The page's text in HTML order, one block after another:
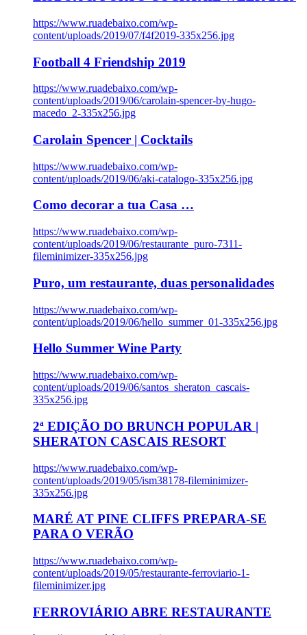
https://www.ruadebaixo.com/wp-
content/uploads/2019/07/f4f2019-335x256.jpg
Football 4 Friendship 2019
https://www.ruadebaixo.com/wp-
content/uploads/2019/06/carolain-spencer-by-hugo-
macedo_2-335x256.jpg
Carolain Spencer | Cocktails
https://www.ruadebaixo.com/wp-
content/uploads/2019/06/aki-catalogo-335x256.jpg
Como decorar a tua Casa …
https://www.ruadebaixo.com/wp-
content/uploads/2019/06/restaurante_puro-7311-
fileminimizer-335x256.jpg
Puro, um restaurante, duas personalidades
https://www.ruadebaixo.com/wp-
content/uploads/2019/06/hello_summer_01-335x256.jpg
Hello Summer Wine Party
https://www.ruadebaixo.com/wp-
content/uploads/2019/06/santos_sheraton_cascais-
335x256.jpg
2ª EDIÇÃO DO BRUNCH POPULAR |
SHERATON CASCAIS RESORT
https://www.ruadebaixo.com/wp-
content/uploads/2019/05/ism38178-fileminimizer-
335x256.jpg
MARÉ AT PINE CLIFFS PREPARA-SE
PARA O VERÃO
https://www.ruadebaixo.com/wp-
content/uploads/2019/05/restaurante-ferroviario-1-
fileminimizer.jpg
FERROVIÁRIO ABRE RESTAURANTE